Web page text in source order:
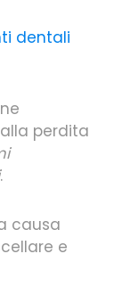
dentali
perdita
.
causa
e